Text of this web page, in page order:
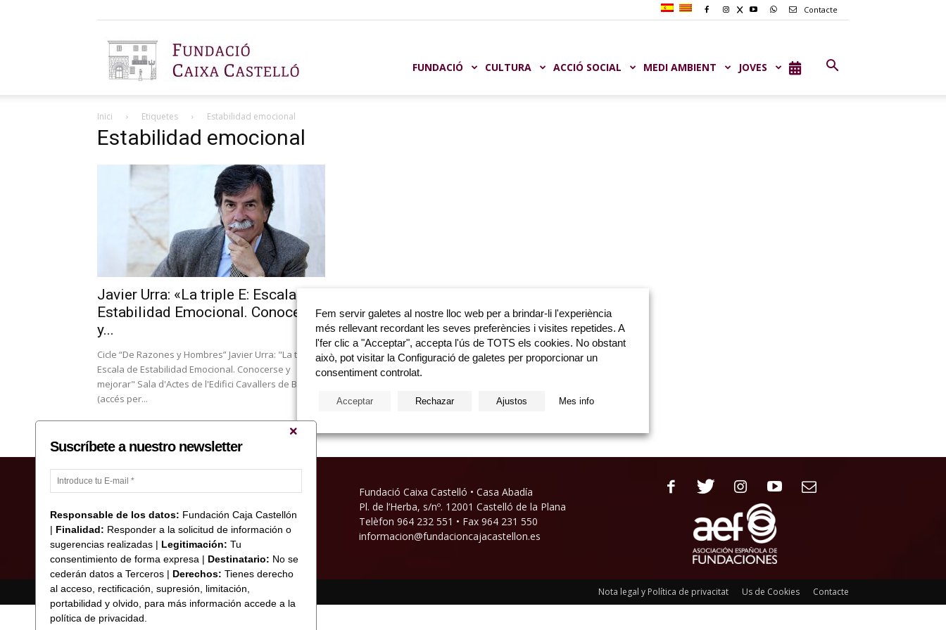
Contacte
FUNDACIÓ CULTURA ACCIÓ SOCIAL MEDI AMBIENT JOVES
Inici Etiquetes Estabilidad emocional
Estabilidad emocional
Javier Urra: «La triple E: Escala de
Estabilidad Emocional. Conocerse
y...
Cicle “De Razones y Hombres” Javier Urra: "La triple E:
Escala de Estabilidad Emocional. Conocerse y
mejorar" Sala d'Actes de l'Edifici Cavallers de Bankia
(accés per...
Fundació Caixa Castelló • Casa Abadía
Pl. de l’Herba, s/nº. 12001 Castelló de la Plana
Telèfon 964 232 551 • Fax 964 231 550
informacion@fundacioncajacastellon.es
Nota legal y Política de privacitat Us de Cookies Contacte
© Copyright 2017 Fundació Caixa Castelló
Suscríbete a nuestro newsletter
Responsable de los datos: Fundación Caja Castellón
| Finalidad: Responder a la solicitud de información o
sugerencias realizadas | Legitimación: Tu
consentimiento de forma expresa | Destinatario: No se
cederán datos a Terceros | Derechos: Tienes derecho
al acceso, rectificación, supresión, limitación,
portabilidad y olvido, para más información accede a la
política de privacidad.
Fem servir galetes al nostre lloc web per a brindar-li l'experiència
més rellevant recordant les seves preferències i visites repetides. A
l'fer clic a "Acceptar", accepta l'ús de TOTS els cookies. No obstant
això, pot visitar la Configuració de galetes per proporcionar un
consentiment controlat.
Acceptar Rechazar Ajustos Mes info